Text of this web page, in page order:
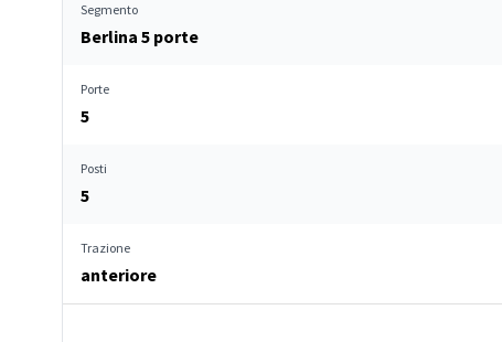
Segmento
Berlina 5 porte
Porte
5
Posti
5
Trazione
anteriore